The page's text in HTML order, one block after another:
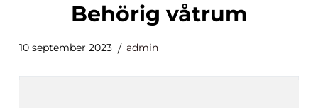
behörig våtrum
10 september 2023 admin